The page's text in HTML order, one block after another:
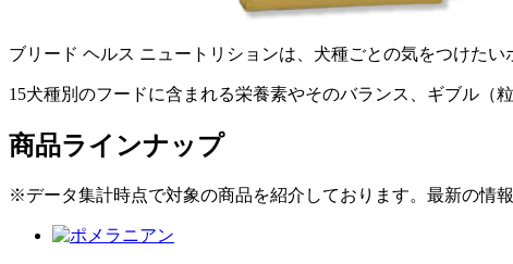
ブリード ヘルス ニュートリションは、犬種ごとの気をつけた
15犬種別のフードに含まれる栄養素やそのバランス、ギブル（
商品ラインナップ
※データ集計時点で対象の商品を紹介しております。最新の情